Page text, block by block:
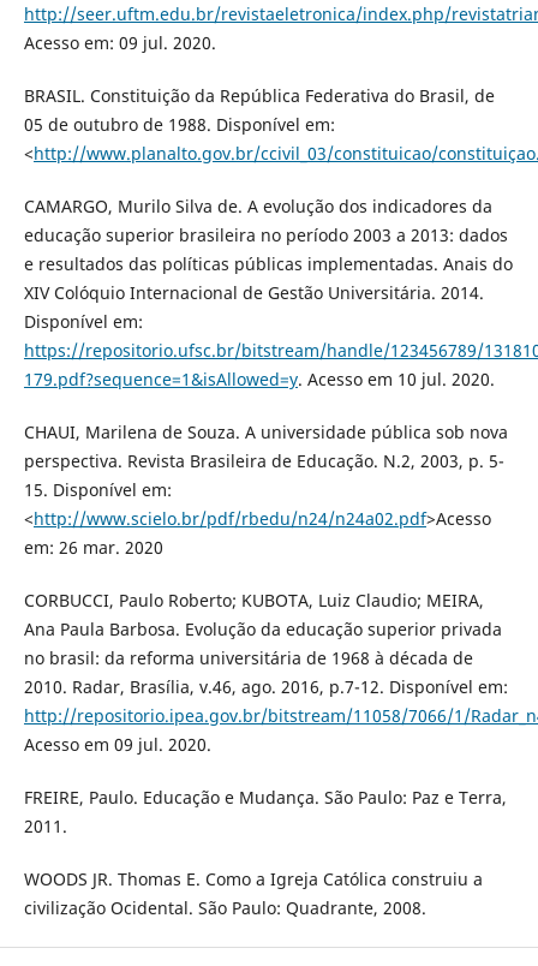
http://seer.uftm.edu.br/revistaeletronica/index.php/
Acesso em: 09 jul. 2020.
BRASIL. Constituição da República Federativa do Brasil, de
05 de outubro de 1988. Disponível em:
<http://www.planalto.gov.br/ccivil_03/constituicao/
CAMARGO, Murilo Silva de. A evolução dos indicadores da
educação superior brasileira no período 2003 a 2013: dados
e resultados das políticas públicas implementadas. Anais do
XIV Colóquio Internacional de Gestão Universitária. 2014.
Disponível em:
https://repositorio.ufsc.br/bitstream/handle/123456789/
179.pdf?sequence=1&isAllowed=y. Acesso em 10 jul. 2020.
CHAUI, Marilena de Souza. A universidade pública sob nova
perspectiva. Revista Brasileira de Educação. N.2, 2003, p. 5-
15. Disponível em:
<http://www.scielo.br/pdf/rbedu/n24/n24a02.pdf>Acesso
em: 26 mar. 2020
CORBUCCI, Paulo Roberto; KUBOTA, Luiz Claudio; MEIRA,
Ana Paula Barbosa. Evolução da educação superior privada
no brasil: da reforma universitária de 1968 à década de
2010. Radar, Brasília, v.46, ago. 2016, p.7-12. Disponível em:
http://repositorio.ipea.gov.br/bitstream/11058/7066/1/
Acesso em 09 jul. 2020.
FREIRE, Paulo. Educação e Mudança. São Paulo: Paz e Terra,
2011.
WOODS JR. Thomas E. Como a Igreja Católica construiu a
civilização Ocidental. São Paulo: Quadrante, 2008.